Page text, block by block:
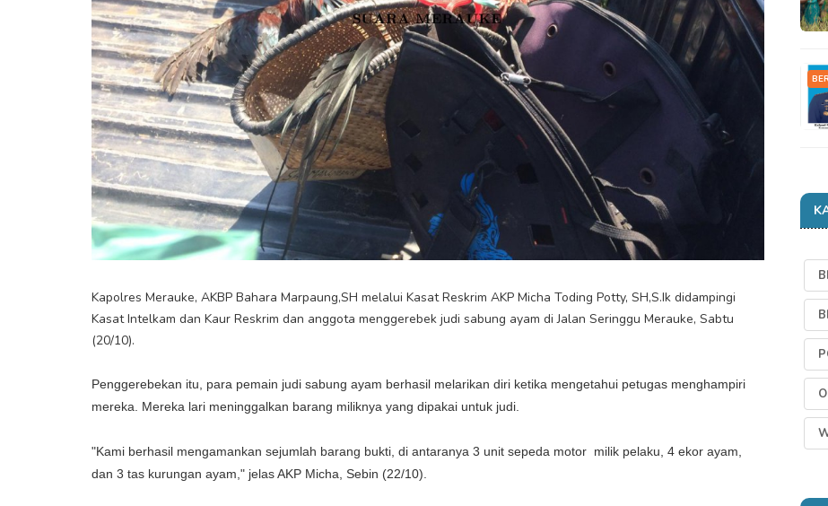
Kapolres Merauke, AKBP Bahara Marpaung,SH melalui Kasat Reskrim AKP Micha Toding Potty, SH,S.Ik didampingi
Kasat Intelkam dan Kaur Reskrim dan anggota menggerebek judi sabung ayam di Jalan Seringgu Merauke, Sabtu
(20/10).
Penggerebekan itu, para pemain judi sabung ayam berhasil melarikan diri ketika mengetahui petugas menghampiri
mereka. Mereka lari meninggalkan barang miliknya yang dipakai untuk judi.
"Kami berhasil mengamankan sejumlah barang bukti, di antaranya 3 unit sepeda motor milik pelaku, 4 ekor ayam,
dan 3 tas kurungan ayam," jelas AKP Micha, Sebin (22/10).